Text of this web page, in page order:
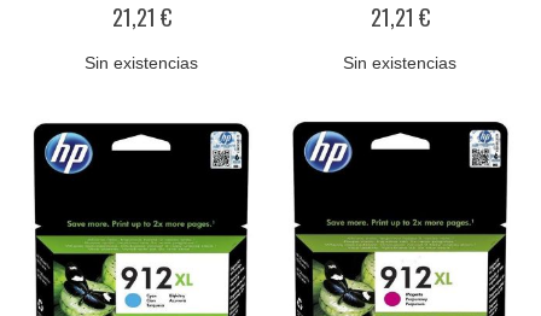
21,21 €
Sin existencias
21,21 €
Sin existencias